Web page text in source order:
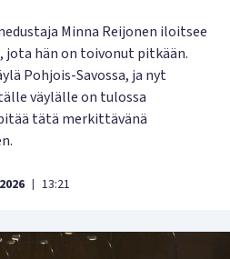
Minna Reijonen iloitsee
jota hän on toivonut pitkään.
Pohjois-Savossa, ja nyt
väylälle on tulossa
tätä merkittävänä
| 13:21